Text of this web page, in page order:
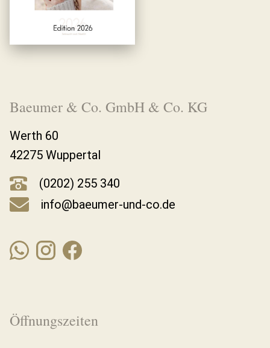
Baeumer & Co. GmbH & Co. KG
Werth 60
42275 Wuppertal
(0202) 255 340
info@baeumer-und-co.de
Öffnungszeiten